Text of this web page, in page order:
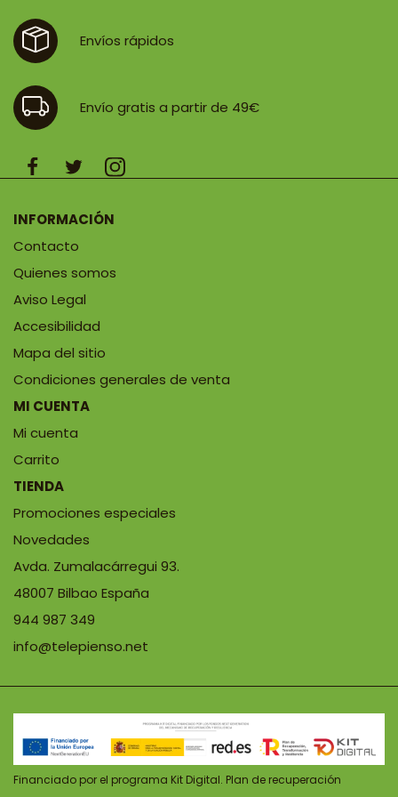
Envíos rápidos
Envío gratis a partir de 49€
INFORMACIÓN
Contacto
Quienes somos
Aviso Legal
Accesibilidad
Mapa del sitio
Condiciones generales de venta
MI CUENTA
Mi cuenta
Carrito
TIENDA
Promociones especiales
Novedades
Avda. Zumalacárregui 93.
48007 Bilbao España
944 987 349
info@telepienso.net
Financiado por el programa Kit Digital. Plan de recuperación